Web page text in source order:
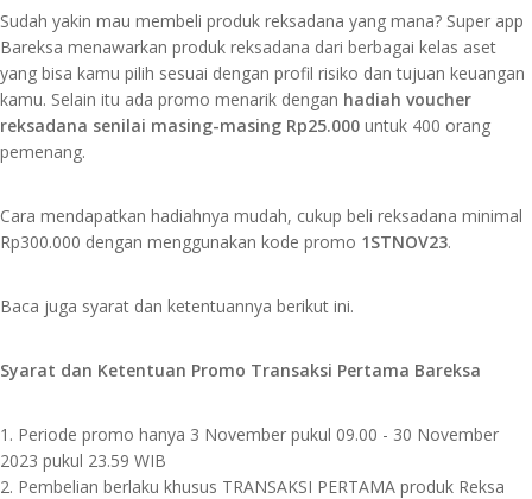
Sudah yakin mau membeli produk reksadana yang mana? Super app
Bareksa menawarkan produk reksadana dari berbagai kelas aset
yang bisa kamu pilih sesuai dengan profil risiko dan tujuan keuangan
kamu. Selain itu ada promo menarik dengan hadiah voucher
reksadana senilai masing-masing Rp25.000 untuk 400 orang
pemenang.
Cara mendapatkan hadiahnya mudah, cukup beli reksadana minimal
Rp300.000 dengan menggunakan kode promo 1STNOV23.
Baca juga syarat dan ketentuannya berikut ini.
Syarat dan Ketentuan Promo Transaksi Pertama Bareksa
1. Periode promo hanya 3 November pukul 09.00 - 30 November
2023 pukul 23.59 WIB
2. Pembelian berlaku khusus TRANSAKSI PERTAMA produk Reksa